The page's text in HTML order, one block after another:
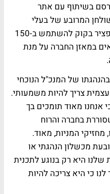
בשיתוף עם אתר
המרובע של בעלי
המניות", מגיע לאחר שאייקן הפציר בקוק להשתמש ב-150
במאזן החברה על מנת
של המנכ"ל הנוכחי
צריך להיות משמעותי.
אנחנו מאוד תומכים בך
בחברה והרוח
המניות, מאוד.
מכשלון הנהגתי או
שלנו היא רק בנוגע לתכנית
כי היא צריכה להיות